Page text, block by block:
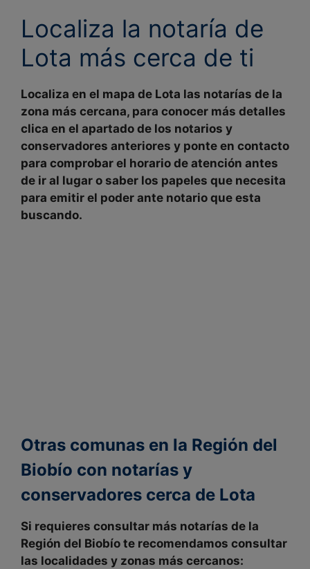
Localiza la notaría de
Lota más cerca de ti
Localiza en el mapa de Lota las notarías de la
zona más cercana, para conocer más detalles
clica en el apartado de los notarios y
conservadores anteriores y ponte en contacto
para comprobar el horario de atención antes
de ir al lugar o saber los papeles que necesita
para emitir el poder ante notario que esta
buscando.
Otras comunas en la Región del
Biobío con notarías y
conservadores cerca de Lota
Si requieres consultar más notarías de la
Región del Biobío te recomendamos consultar
las localidades y zonas más cercanos: